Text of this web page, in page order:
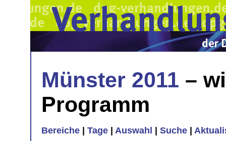
Münster 2011 –
Programm
Bereiche Tage Auswahl Suche